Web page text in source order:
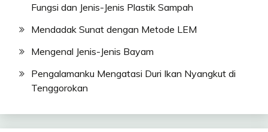
Fungsi dan Jenis-Jenis Plastik Sampah
Mendadak Sunat dengan Metode LEM
Mengenal Jenis-Jenis Bayam
Pengalamanku Mengatasi Duri Ikan Nyangkut di
Tenggorokan